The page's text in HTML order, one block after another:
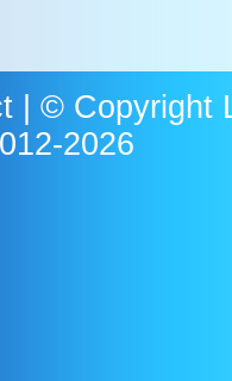
| © Copyright
2026